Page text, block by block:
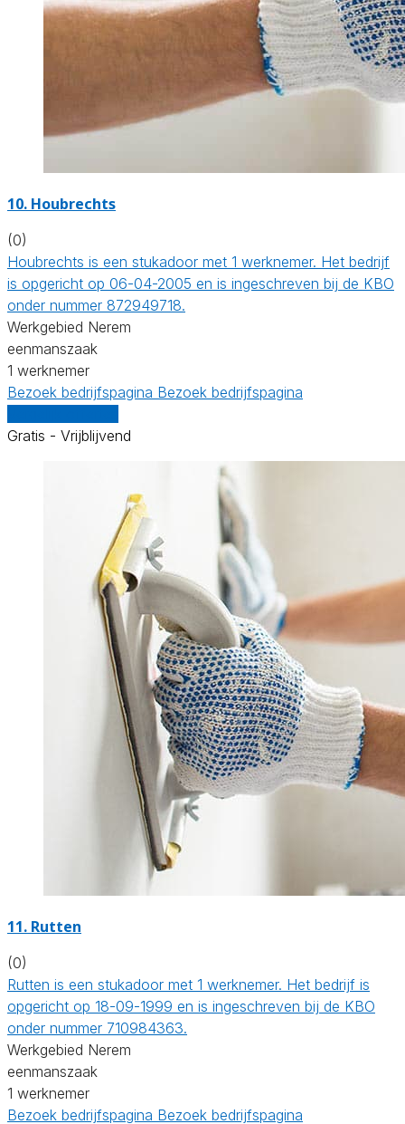
10. Houbrechts
(0)
Houbrechts is een stukadoor met 1 werknemer. Het bedrijf
is opgericht op 06-04-2005 en is ingeschreven bij de KBO
onder nummer 872949718.
Werkgebied Nerem
eenmanszaak
1 werknemer
Bezoek bedrijfspagina Bezoek bedrijfspagina
Gratis - Vrijblijvend
11. Rutten
(0)
Rutten is een stukadoor met 1 werknemer. Het bedrijf is
opgericht op 18-09-1999 en is ingeschreven bij de KBO
onder nummer 710984363.
Werkgebied Nerem
eenmanszaak
1 werknemer
Bezoek bedrijfspagina Bezoek bedrijfspagina